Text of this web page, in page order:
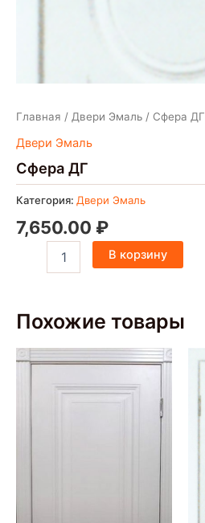
Главная / Двери Эмаль / Сфера ДГ
Двери Эмаль
Сфера ДГ
Категория: Двери Эмаль
7,650.00 ₽
В корзину
Похожие товары